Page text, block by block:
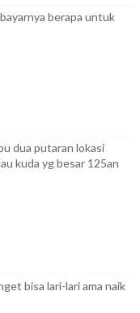
berapa untuk
dua putaran lokasi
kuda yg besar 125an
bisa lari-lari ama naik